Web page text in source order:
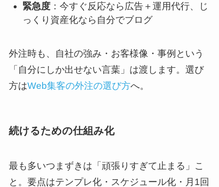
緊急度 ：今すぐ反応なら広告＋運用代行、じ
っくり資産化なら自分でブログ
外注時も、自社の強み・お客様像・事例という
「自分にしか出せない言葉」は渡します。選び
方はWeb集客の外注の選び方へ。
続けるための仕組み化
最も多いつまずきは「頑張りすぎて止まる」こ
と。要点はテンプレ化・スケジュール化・月1回